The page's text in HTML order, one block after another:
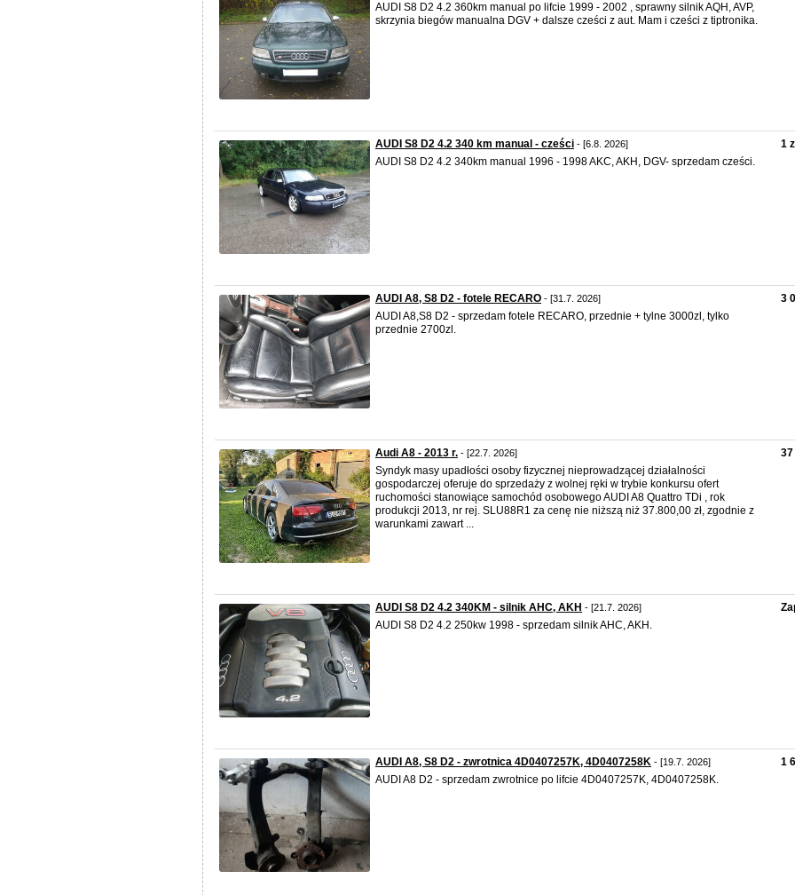
AUDI S8 D2 4.2 360km manual po lifcie 1999 - 2002 , sprawny silnik AQH, AVP,
skrzynia biegów manualna DGV + dalsze cześci z aut. Mam i cześci z tiptronika.
AUDI S8 D2 4.2 340 km manual - cześci - [6.8. 2026]
AUDI S8 D2 4.2 340km manual 1996 - 1998 AKC, AKH, DGV- sprzedam cześci.
1
AUDI A8, S8 D2 - fotele RECARO - [31.7. 2026]
AUDI A8,S8 D2 - sprzedam fotele RECARO, przednie + tylne 3000zl, tylko
przednie 2700zl.
3
Audi A8 - 2013 r. - [22.7. 2026]
Syndyk masy upadłości osoby fizycznej nieprowadzącej działalności
gospodarczej oferuje do sprzedaży z wolnej ręki w trybie konkursu ofert
ruchomości stanowiące samochód osobowego AUDI A8 Quattro TDi , rok
produkcji 2013, nr rej. SLU88R1 za cenę nie niższą niż 37.800,00 zł, zgodnie z
warunkami zawart ...
37
AUDI S8 D2 4.2 340KM - silnik AHC, AKH - [21.7. 2026]
AUDI S8 D2 4.2 250kw 1998 - sprzedam silnik AHC, AKH.
AUDI A8, S8 D2 - zwrotnica 4D0407257K, 4D0407258K - [19.7. 2026]
AUDI A8 D2 - sprzedam zwrotnice po lifcie 4D0407257K, 4D0407258K.
1